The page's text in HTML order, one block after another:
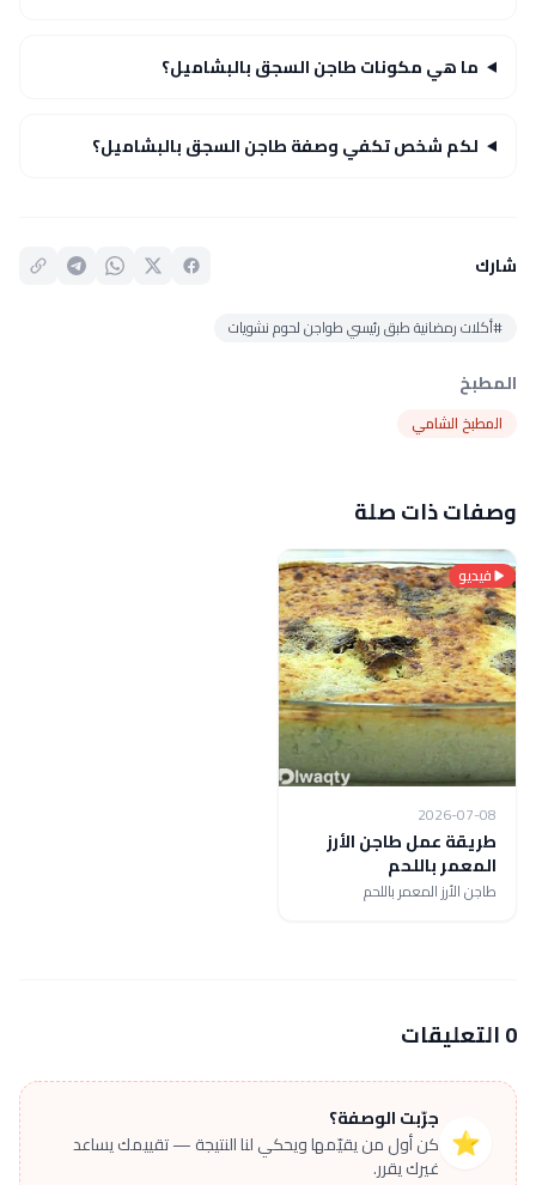
ما هي مكونات طاجن السجق بالبشاميل؟
لكم شخص تكفي وصفة طاجن السجق بالبشاميل؟
شارك
#أكلات رمضانية طبق رئيسي طواجن لحوم نشويات
المطبخ
المطبخ الشامي
وصفات ذات صلة
فيديو
2026-07-08
طريقة عمل طاجن الأرز
المعمر باللحم
طاجن الأرز المعمر باللحم
0 التعليقات
⭐
جرّبت الوصفة؟
كن أول من يقيّمها ويحكي لنا النتيجة — تقييمك يساعد
غيرك يقرر.